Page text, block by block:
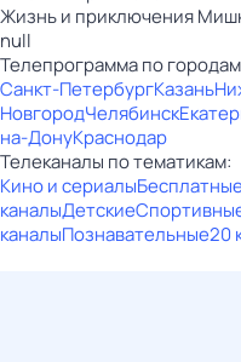
Жизнь и приключения
null
Телепрограмма по
Санкт-ПетербургКазань
НовгородЧелябинск
на-ДонуКраснодар
Телеканалы по тематикам:
Кино и сериалыБесплатные
каналыДетские
каналыПознавательные20